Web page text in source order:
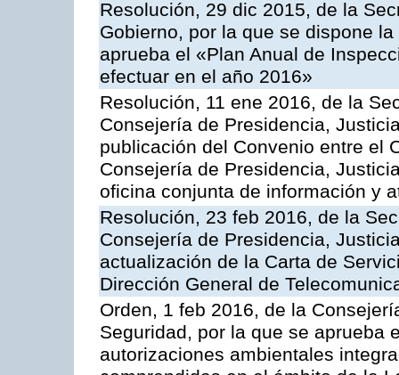
Resolución, 29 dic 2015, de la
Gobierno, por la que se dispone
aprueba el «Plan Anual de
efectuar en el año 2016»
Resolución, 11 ene 2016, de la
Consejería de Presidencia,
publicación del Convenio entre el
Consejería de Presidencia,
oficina conjunta de información y
Resolución, 23 feb 2016, de la
Consejería de Presidencia,
actualización de la Carta de
Dirección General de
Orden, 1 feb 2016, de la
Seguridad, por la que se aprueba
autorizaciones ambientales